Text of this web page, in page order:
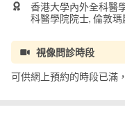
香港大學內外全科醫
科醫學院院士, 倫敦
視像問診時段
可供網上預約的時段已滿